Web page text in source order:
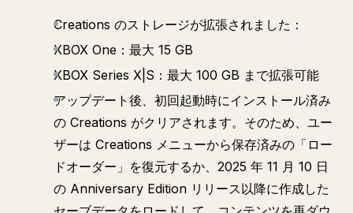
Creations のストレージが拡張されました：
XBOX One：最大 15 GB
XBOX Series X|S：最大 100 GB まで拡張可能
アップデート後、初回起動時にインストール済み
の Creations がクリアされます。そのため、ユー
ザーは Creations メニューから保存済みの「ロー
ドオーダー」を復元するか、2025 年 11 月 10 日
の Anniversary Edition リリース以降に作成した